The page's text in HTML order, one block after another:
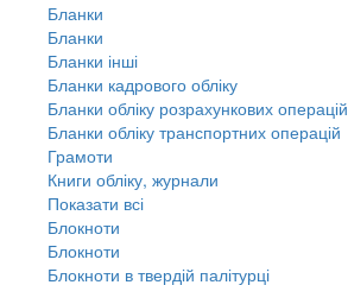
Бланки
Бланки
Бланки інші
Бланки кадрового обліку
Бланки обліку розрахункових операцій
Бланки обліку транспортних операцій
Грамоти
Книги обліку, журнали
Показати всі
Блокноти
Блокноти
Блокноти в твердій палітурці